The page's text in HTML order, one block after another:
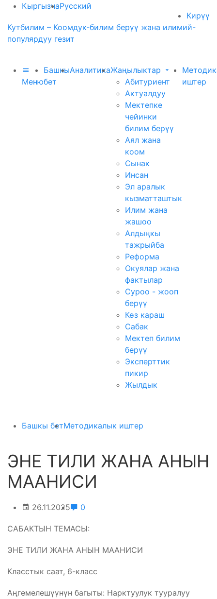
КыргызчаРусский
Кирүү
Кутбилим – Коомдук-билим берүү жана илимий-
популярдуу гезит
Меню
Башкы
бет
АналитикаЖаңылыктар
Абитуриент
Актуалдуу
Мектепке
чейинки
билим берүү
Аял жана
коом
Сынак
Инсан
Эл аралык
кызматташтык
Илим жана
жашоо
Алдыңкы
тажрыйба
Реформа
Окуялар жана
фактылар
Суроо - жооп
берүү
Көз караш
Сабак
Мектеп билим
берүү
Эксперттик
пикир
Жылдык
иштер
Башкы бетМетодикалык иштер
ЭНЕ ТИЛИ ЖАНА АНЫН
МААНИСИ
26.11.2025 0
САБАКТЫН ТЕМАСЫ:
ЭНЕ ТИЛИ ЖАНА АНЫН МААНИСИ
Класстык саат, 6-класс
Аңгемелешүүнүн багыты: Нарктуулук тууралуу